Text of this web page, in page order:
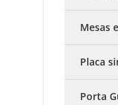
Mesas
Placa
Porta